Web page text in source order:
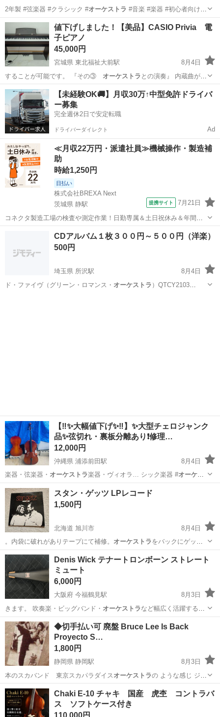
2年製 #弦楽器 #クラシック #オーケストラ #音楽 #楽器 #初心者向け
#…沖縄 浦添市 浦添前田駅 弦楽器、ギター
値下げしました！【美品】CASIO Privia 電
子ピアノ
45,000円
宮城県 東北福祉大前駅
8月4日
することが可能です。 『その③ オーケストラ との演奏』 内蔵曲が60
曲あります…
宮城 仙台市 東北福祉大前駅 鍵盤楽器、ピアノ Privia
【未経験OK🚚】月収30万↑中型免許ドライバ
ー募集
完全週休2日で安定転職
ドライバーダイレクト Ad
≪月収22万円・派遣社員≫機械操作・製造補
助
時給1,250円
日払い
株式会社BREXA Next
茨城県 静駅
提携サイト 7月21日
コネクタ製造工場の検査や測定作業！日勤専属＆土日祝休み＆年間休
日128日★クリーンルーム内作業★マイカー通勤OK＆無料駐車場あり
★就業先食堂利用可！日払い制度あり！《茨城県常陸大宮市》 人気の
工場のお仕事 ◇コネクタ製造工...
その他
CDアルバム１枚３００円～５００円（洋楽）
500円
埼玉県 所沢駅
8月4日
ド・ファイヴ（グリーン・ロマンス・ オーケストラ ）QTCY2103
【‼️✨大幅値下げ✨‼️】✨大型チェロジャンク
品✨弦切れ・裏板分離あり❗️修理…
12,000円
沖縄県 浦添前田駅
8月4日
楽器・弦楽器・ オーケストラ楽器・ヴィオラ… シック楽器 #オーケス
トラ#4分の4チ…
沖縄 浦添市 浦添前田駅 弦楽器、ギター
スタン・ゲッツ LPレコード
1,500円
北海道 旭川市
8月4日
。内袋に破れがありテープにて補修。 オーケストラをバックにゲッツ
のテナーサックス音…
北海道 旭川市 スタン
Denis Wick テナートロンボーン ストレート
ミュート
6,000円
大阪府 今福鶴見駅
8月3日
きます。 吹奏楽・ビッグバンド・ オーケストラなど幅広く活躍する定
番モデルです。…
大阪 大阪市 今福鶴見駅 管楽器、笛、ハーモニカ
トロンボーン
◆切手払い可 廃盤 Bruce Lee Is Back
Proyecto S…
1,800円
静岡県 静岡駅
8月3日
本のスカバンド 東京スカパラダイス オーケストラの ような感じ ジャ
ズ、ロック…
静岡 静岡市 Back
Chaki E-10 チャキ 国産 虎杢 コントラバ
ス ソフトケース付き
110,000円